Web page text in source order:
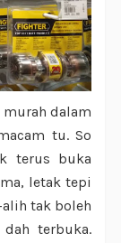
murah dalam
tu. So
terus buka
letak tepi
tak boleh
terbuka.